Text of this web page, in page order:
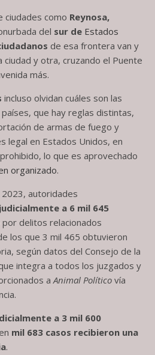
ciudades como Reynosa,
del sur de Estados
de esa frontera van y
ciudad y otra, cruzando el Puente
más.
incluso olvidan cuáles son las
que hay reglas distintas,
de armas de fuego y
legal en Estados Unidos, en
lo que es aprovechado
organizado.
autoridades
a 6 mil 645
por delitos relacionados
los que 3 mil 465 obtuvieron
según datos del Consejo de la
integra a todos los juzgados y
a Animal Político vía
a 3 mil 600
mil 683 casos recibieron una
.